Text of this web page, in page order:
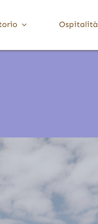
Sarezzo
Ospitalità